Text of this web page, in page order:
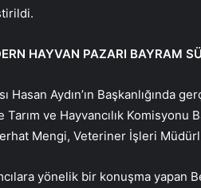
HAYVAN PAZARI BAYRAM
Hasan Aydın’ın Başkanlığında
ve Hayvancılık Komisyonu
Mengi, Veteriner İşleri
yönelik bir konuşma yapan